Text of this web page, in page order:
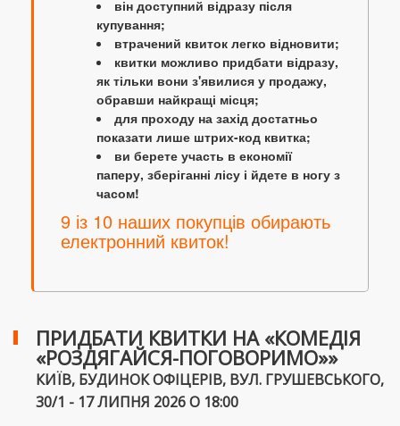
він доступний відразу після
купування;
втрачений квиток легко відновити;
квитки можливо придбати відразу,
як тільки вони з'явилися у продажу,
обравши найкращі місця;
для проходу на захід достатньо
показати лише штрих-код квитка;
ви берете участь в економії
паперу, зберіганні лісу і йдете в ногу з
часом!
9 із 10 наших покупців обирають
електронний квиток!
ПРИДБАТИ КВИТКИ НА «КОМЕДІЯ
«РОЗДЯГАЙСЯ-ПОГОВОРИМО»»
КИЇВ, БУДИНОК ОФІЦЕРІВ, ВУЛ. ГРУШЕВСЬКОГО,
30/1 - 17 ЛИПНЯ 2026 О 18:00